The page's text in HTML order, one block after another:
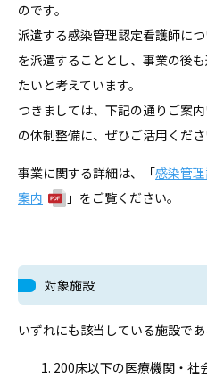
のです。
派遣する感染管理認定看護師に
を派遣することとし、事業の後
たいと考えています。
つきましては、下記の通りご案
の体制整備に、ぜひご活用くださ
事業に関する詳細は、「感染管
案内
」をご覧ください。
対象施設
いずれにも該当している施設であ
200床以下の医療機関・社